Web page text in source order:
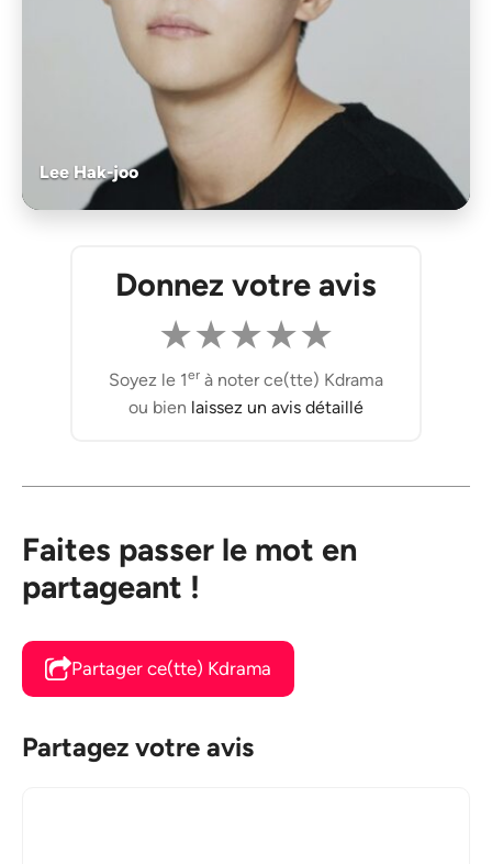
Lee Hak-joo
Donnez votre avis
★★★★★
Soyez le 1er à noter ce(tte) Kdrama
ou bien laissez un avis détaillé
Faites passer le mot en
partageant !
Partager ce(tte) Kdrama
Partagez votre avis